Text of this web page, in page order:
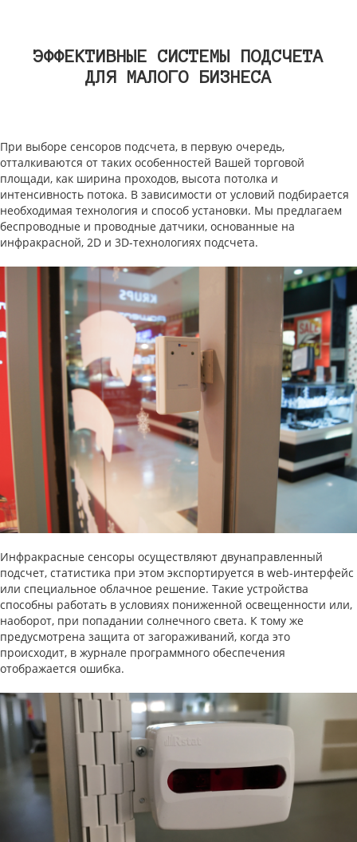
ЭФФЕКТИВНЫЕ СИСТЕМЫ ПОДСЧЕТА
ДЛЯ МАЛОГО БИЗНЕСА
При выборе сенсоров подсчета, в первую очередь,
отталкиваются от таких особенностей Вашей торговой
площади, как ширина проходов, высота потолка и
интенсивность потока. В зависимости от условий подбирается
необходимая технология и способ установки. Мы предлагаем
беспроводные и проводные датчики, основанные на
инфракрасной, 2D и 3D-технологиях подсчета.
Инфракрасные сенсоры осуществляют двунаправленный
подсчет, статистика при этом экспортируется в web-интерфейс
или специальное облачное решение. Такие устройства
способны работать в условиях пониженной освещенности или,
наоборот, при попадании солнечного света. К тому же
предусмотрена защита от загораживаний, когда это
происходит, в журнале программного обеспечения
отображается ошибка.